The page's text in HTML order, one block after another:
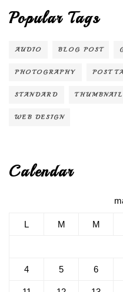
Popular Tags
AUDIO BLOG POST
PHOTOGRAPHY POST
STANDARD THUMBNAIL
WEB DESIGN
Calendar
L M M
4 5 6